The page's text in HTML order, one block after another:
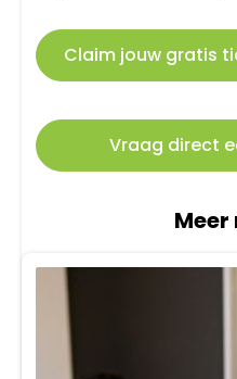
Claim jouw gratis
Vraag direct
Meer